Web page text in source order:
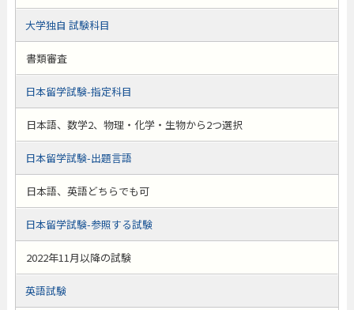
大学独自 試験科目
書類審査
日本留学試験-指定科目
日本語、数学2、物理・化学・生物から2つ選択
日本留学試験-出題言語
日本語、英語どちらでも可
日本留学試験-参照する試験
2022年11月以降の試験
英語試験